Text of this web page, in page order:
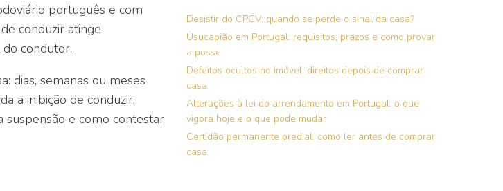
português e com
conduzir atinge
condutor.
dias, semanas ou meses
a inibição de conduzir,
e como contestar
Desistir do CPCV: quando se perde o sinal da casa?
Usucapião em Portugal: requisitos, prazos e como provar
a posse
Defeitos ocultos no imóvel: direitos depois de comprar
casa
Alterações à lei do arrendamento em Portugal: o que
vigora hoje e o que pode mudar
Certidão permanente predial: como ler antes de comprar
casa